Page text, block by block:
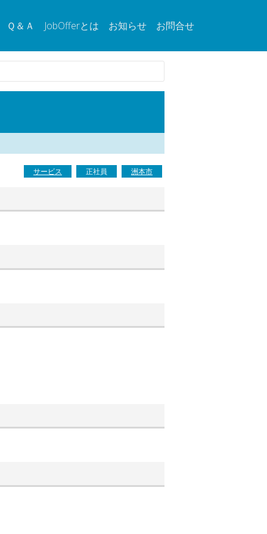
Ｑ＆Ａ JobOfferとは お知らせ お問合せ
サービス 正社員 洲本市